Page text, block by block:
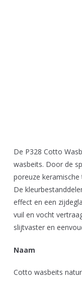
De P328 Cotto
wasbeits. Door de
poreuze
De
effect en een
vuil en vocht
slijtvaster en
Naam
Cotto wasbeits